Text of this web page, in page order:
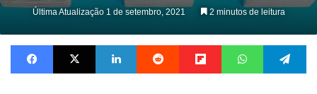
Última Atualização 1 de setembro, 2021 2 minutos de leitura
Facebook X Linkedin Reddit Flipboard WhatsApp